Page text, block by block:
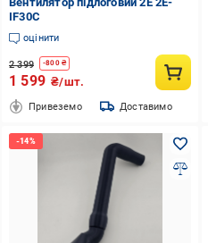
IF30C
оцінити
2 399 -800₴
1 599 ₴/шт.
Привеземо Доставимо